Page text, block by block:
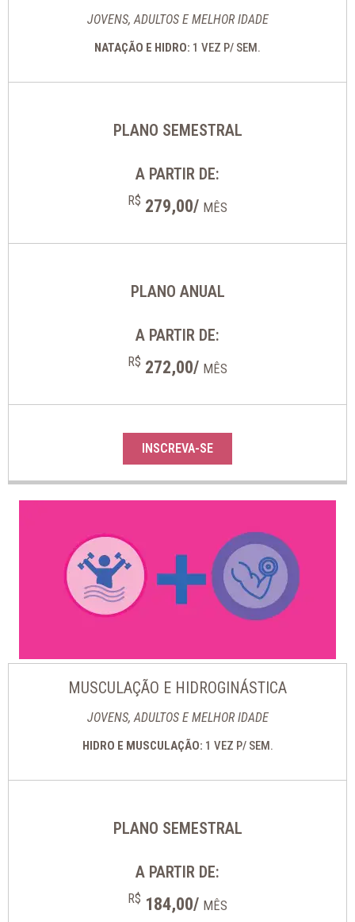
JOVENS, ADULTOS E MELHOR IDADE
NATAÇÃO E HIDRO: 1 VEZ P/ SEM.
PLANO SEMESTRAL
A PARTIR DE:
R$ 279,00/ MÊS
PLANO ANUAL
A PARTIR DE:
R$ 272,00/ MÊS
INSCREVA-SE
MUSCULAÇÃO E HIDROGINÁSTICA
JOVENS, ADULTOS E MELHOR IDADE
HIDRO E MUSCULAÇÃO: 1 VEZ P/ SEM.
PLANO SEMESTRAL
A PARTIR DE:
R$ 184,00/ MÊS